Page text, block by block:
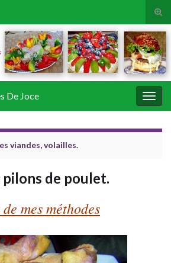
De Joce
viandes, volailles.
pilons de poulet.
mes méthodes